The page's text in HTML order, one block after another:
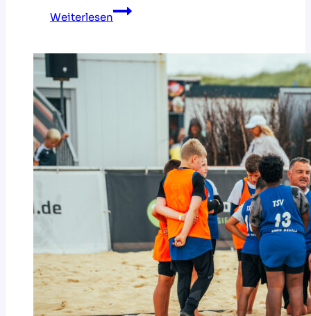
Weiterlesen
Vier
aus
verschiedenen